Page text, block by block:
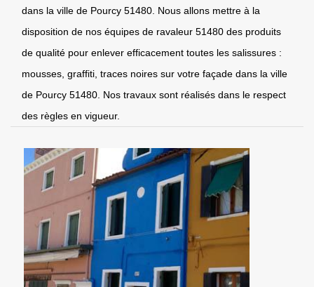
dans la ville de Pourcy 51480. Nous allons mettre à la
disposition de nos équipes de ravaleur 51480 des produits
de qualité pour enlever efficacement toutes les salissures :
mousses, graffiti, traces noires sur votre façade dans la ville
de Pourcy 51480. Nos travaux sont réalisés dans le respect
des règles en vigueur.